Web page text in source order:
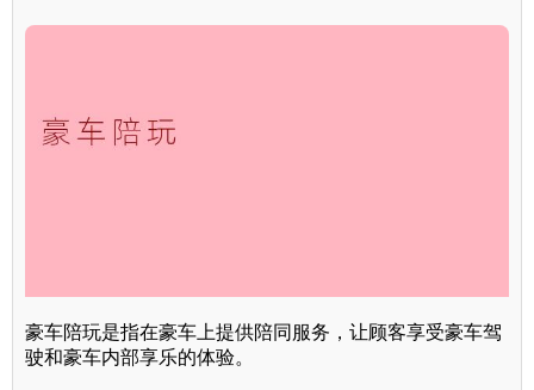
豪车陪玩是指在豪车上提供陪同服务，让顾客享受豪车驾
驶和豪车内部享乐的体验。